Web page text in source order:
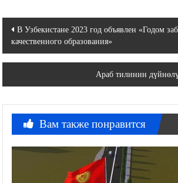
Навигация
по
В Узбекистане 2023 год объявлен «Годом
качественного образования»
Араб тилинин
Вам также понравится